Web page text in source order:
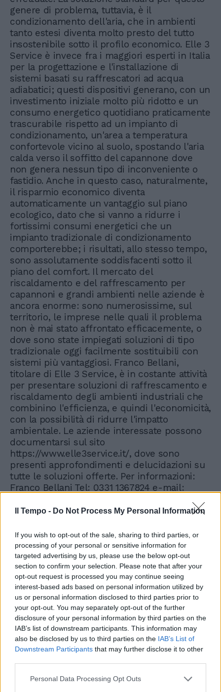
Il Tempo - Do Not Process My Personal Information
If you wish to opt-out of the sale, sharing to third parties, or
processing of your personal or sensitive information for
targeted advertising by us, please use the below opt-out
section to confirm your selection. Please note that after your
opt-out request is processed you may continue seeing
interest-based ads based on personal information utilized by
us or personal information disclosed to third parties prior to
your opt-out. You may separately opt-out of the further
disclosure of your personal information by third parties on the
IAB’s list of downstream participants. This information may
also be disclosed by us to third parties on the IAB’s List of
Downstream Participants that may further disclose it to other
Personal Data Processing Opt Outs
genere di problema, tuttavia, è il
condizionamento dell'aria, che in ambienti
tanto estesi diventa molto presto del tutto
insostenibile sotto il profilo economico. Elle 3
Service è invece fra i maggiori esperti in Italia
per la progettazione e l'installazione di
sistemi basati su raffrescatori ad acqua
adiabatici; questi dispositivi generano, con un
investimento iniziale molto più ridotto e un
consumo energetico quotidiano praticamente
trascurabile rispetto ad un impianto di
condizionamento, un'area a temperatura
confortevole vicino al suolo, spostando l'aria
calda verso il soffitto del capannone dove
non genera nessun tipo di inconveniente o
fastidio. Anche in questo caso, naturalmente,
il risparmio economico diventa
automaticamente un vantaggio sul piano
ecologico, dato che si vanno a ridurre i
fortissimi consumi energetici che un
impianto tradizionale di condizionamento
comporterebbe; i risultati, allo stesso tempo,
sono assolutamente soddisfacenti sotto il
piano del comfort. Il mercato del
riscaldamento e del raffrescamento per
capannoni e grandi ambienti nelle aziende è
ancora enorme: sono numerosissime, sul
territorio, le imprese nelle quali il problema
non è mai stato affrontato efficacemente, o
dove sono state impiegati soluzioni di tipo
tradizionale oggi facilmente sostituibili con
sistemi più vantaggiosi. Franco Bellani,
titolare di Elle 3 Service, è in costante attività
per presentare soluzioni di raffrescamento e
riscaldamento degli ambienti industriali che
combinino l'efficienza, e quindi l'economicità,
con la possibilità di ridurre l'impatto
ambientale. Le aziende interessate possono
documentarsi sul sito
https://www.elle3service.it/, dove sono
presenti approfondimenti e delucidazioni su
tutte le soluzioni offerte. Per informazioni:
Franco Bellani Tel: 0331 1367824 e-mail:
https://www.elle3service.it/